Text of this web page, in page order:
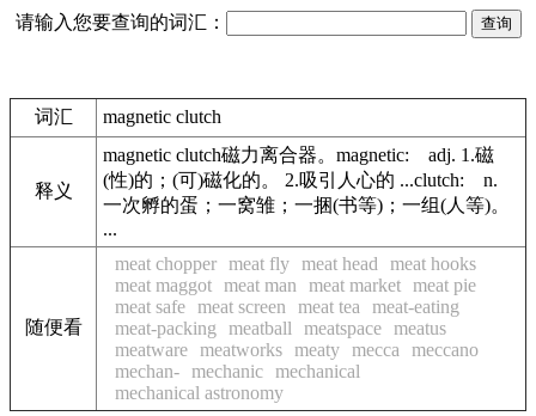
请输入您要查询的词汇：
词汇 magnetic clutch
释义
magnetic clutch磁力离合器。magnetic: adj. 1.磁
(性)的；(可)磁化的。 2.吸引人心的 ...clutch: n.
一次孵的蛋；一窝雏；一捆(书等)；一组(人等)。
...
随便看
meat chopper meat fly meat head
meat hooks
meat maggot meat man meat market meat pie
meat safe meat screen meat tea
meat-eating
meat-packing
meatball meatspace meatus
meatware meatworks meaty mecca
meccano
mechan- mechanic mechanical
mechanical astronomy